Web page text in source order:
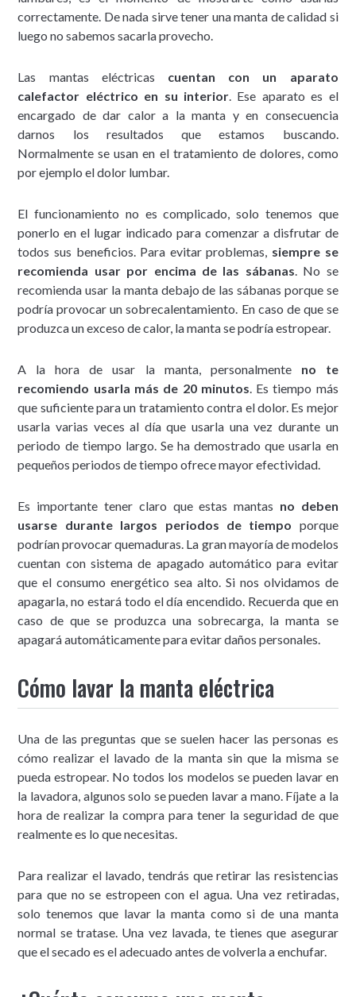
correctamente. De nada sirve tener una manta de calidad si
luego no sabemos sacarla provecho.
Las mantas eléctricas cuentan con un aparato
calefactor eléctrico en su interior. Ese aparato es el
encargado de dar calor a la manta y en consecuencia
darnos los resultados que estamos buscando.
Normalmente se usan en el tratamiento de dolores, como
por ejemplo el dolor lumbar.
El funcionamiento no es complicado, solo tenemos que
ponerlo en el lugar indicado para comenzar a disfrutar de
todos sus beneficios. Para evitar problemas, siempre se
recomienda usar por encima de las sábanas. No se
recomienda usar la manta debajo de las sábanas porque se
podría provocar un sobrecalentamiento. En caso de que se
produzca un exceso de calor, la manta se podría estropear.
A la hora de usar la manta, personalmente no te
recomiendo usarla más de 20 minutos. Es tiempo más
que suficiente para un tratamiento contra el dolor. Es mejor
usarla varias veces al día que usarla una vez durante un
periodo de tiempo largo. Se ha demostrado que usarla en
pequeños periodos de tiempo ofrece mayor efectividad.
Es importante tener claro que estas mantas no deben
usarse durante largos periodos de tiempo porque
podrían provocar quemaduras. La gran mayoría de modelos
cuentan con sistema de apagado automático para evitar
que el consumo energético sea alto. Si nos olvidamos de
apagarla, no estará todo el día encendido. Recuerda que en
caso de que se produzca una sobrecarga, la manta se
apagará automáticamente para evitar daños personales.
Cómo lavar la manta eléctrica
Una de las preguntas que se suelen hacer las personas es
cómo realizar el lavado de la manta sin que la misma se
pueda estropear. No todos los modelos se pueden lavar en
la lavadora, algunos solo se pueden lavar a mano. Fíjate a la
hora de realizar la compra para tener la seguridad de que
realmente es lo que necesitas.
Para realizar el lavado, tendrás que retirar las resistencias
para que no se estropeen con el agua. Una vez retiradas,
solo tenemos que lavar la manta como si de una manta
normal se tratase. Una vez lavada, te tienes que asegurar
que el secado es el adecuado antes de volverla a enchufar.